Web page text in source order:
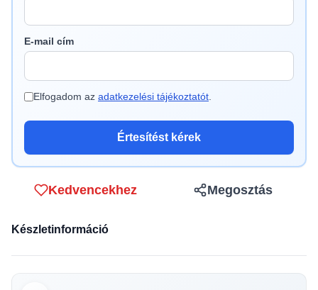
E-mail cím
Elfogadom az adatkezelési tájékoztatót
Értesítést kérek
Kedvencekhez Megosztás
Készletinformáció